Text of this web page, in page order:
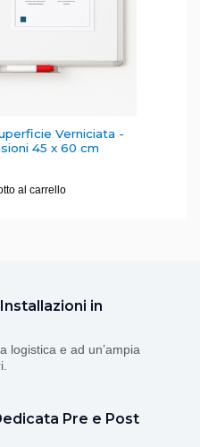
Verniciata -
45 x 60 cm
al carrello
in
logistica e ad un’ampia
Pre e Post